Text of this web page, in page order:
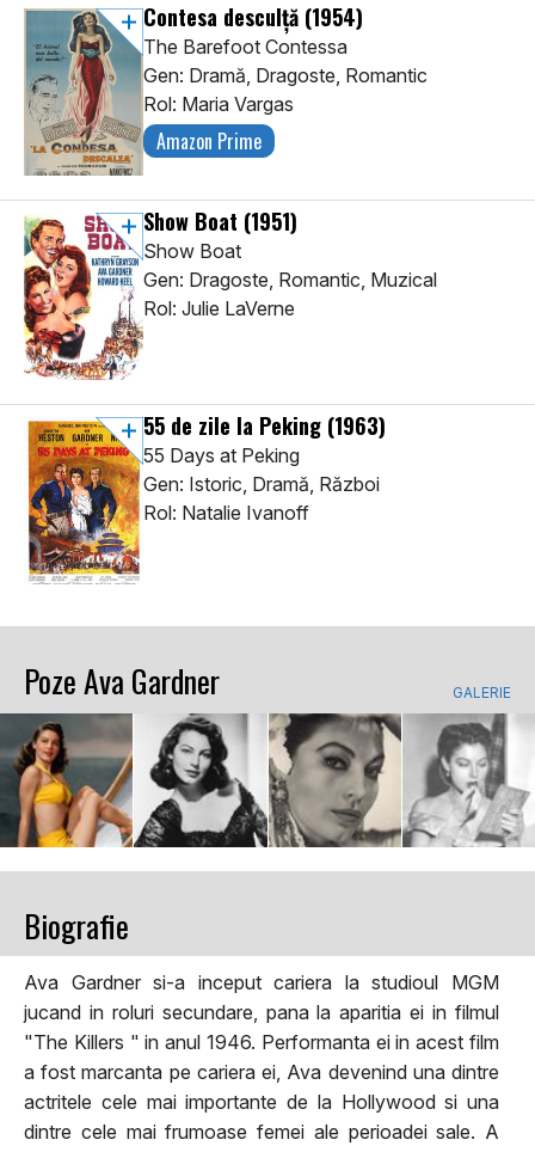
Contesa desculță (1954)
The Barefoot Contessa
Gen: Dramă, Dragoste, Romantic
Rol: Maria Vargas
Amazon Prime
Show Boat (1951)
Show Boat
Gen: Dragoste, Romantic, Muzical
Rol: Julie LaVerne
55 de zile la Peking (1963)
55 Days at Peking
Gen: Istoric, Dramă, Război
Rol: Natalie Ivanoff
Poze Ava Gardner GALERIE
Biografie
Ava Gardner si-a inceput cariera la studioul MGM
jucand in roluri secundare, pana la aparitia ei in filmul
"The Killers " in anul 1946. Performanta ei in acest film
a fost marcanta pe cariera ei, Ava devenind una dintre
actritele cele mai importante de la Hollywood si una
dintre cele mai frumoase femei ale perioadei sale. A